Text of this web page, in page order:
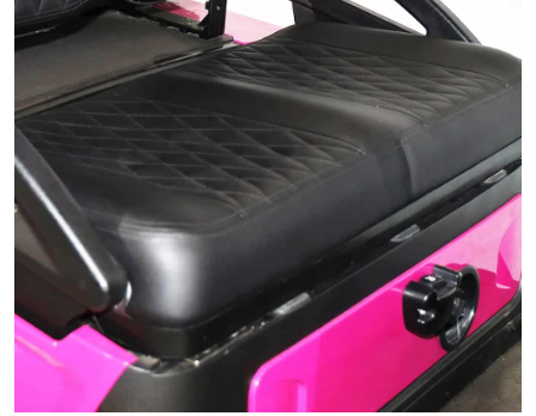
ล้อแม็กซ์อลูมิเนียม 10-14 นิ้ว
ล้อแม็กซ์อลูมิเนียมหลากหลายขนาด ตั้งแต่ 10-14 นิ้วมีลายให้เลือก
มากกว่า 4 แบบ ไม่เหมือนที่ไหนๆ